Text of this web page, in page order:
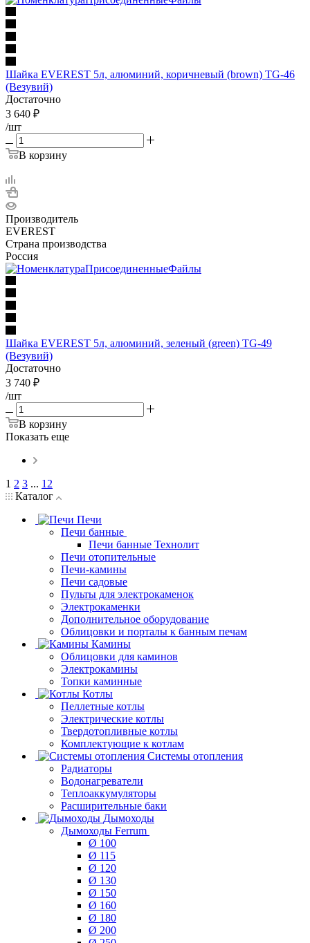
Шайка EVEREST 5л, алюминий, коричневый (brown) TG-46
(Везувий)
Достаточно
3 640 ₽
/шт
В корзину
Производитель
EVEREST
Страна производства
Россия
Шайка EVEREST 5л, алюминий, зеленый (green) TG-49
(Везувий)
Достаточно
3 740 ₽
/шт
В корзину
Показать еще
1 2 3 ... 12
Каталог
Печи
Печи банные
Печи банные Технолит
Печи отопительные
Печи-камины
Печи садовые
Пульты для электрокаменок
Электрокаменки
Дополнительное оборудование
Облицовки и порталы к банным печам
Камины
Облицовки для каминов
Электрокамины
Топки каминные
Котлы
Пеллетные котлы
Электрические котлы
Твердотопливные котлы
Комплектующие к котлам
Системы отопления
Радиаторы
Водонагреватели
Теплоаккумуляторы
Расширительные баки
Дымоходы
Дымоходы Ferrum
Ø 100
Ø 115
Ø 120
Ø 130
Ø 150
Ø 160
Ø 180
Ø 200